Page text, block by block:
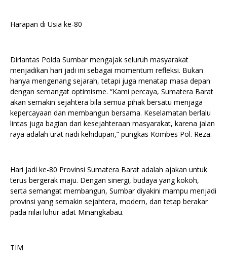
Harapan di Usia ke-80
Dirlantas Polda Sumbar mengajak seluruh masyarakat
menjadikan hari jadi ini sebagai momentum refleksi. Bukan
hanya mengenang sejarah, tetapi juga menatap masa depan
dengan semangat optimisme. “Kami percaya, Sumatera Barat
akan semakin sejahtera bila semua pihak bersatu menjaga
kepercayaan dan membangun bersama. Keselamatan berlalu
lintas juga bagian dari kesejahteraan masyarakat, karena jalan
raya adalah urat nadi kehidupan,” pungkas Kombes Pol. Reza.
Hari Jadi ke-80 Provinsi Sumatera Barat adalah ajakan untuk
terus bergerak maju. Dengan sinergi, budaya yang kokoh,
serta semangat membangun, Sumbar diyakini mampu menjadi
provinsi yang semakin sejahtera, modern, dan tetap berakar
pada nilai luhur adat Minangkabau.
TIM